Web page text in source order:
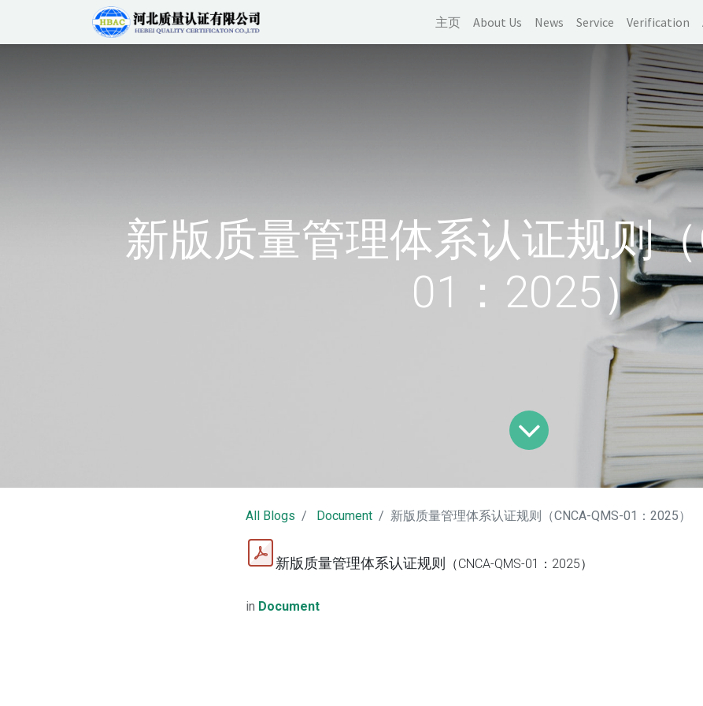
主页 About Us News Service Verification
新版质量管理体系认证规则（
01：2025）
All Blogs Document 新版质量管理体系认证规则（CNCA-QMS-01：2025）
新版质量管理体系认证规则 （CNCA-QMS-01：2025）
in Document